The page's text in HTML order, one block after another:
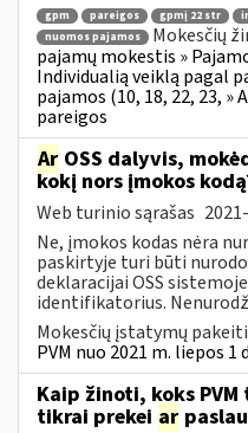
gpm pareigos gpmį 22 str
nuomos pajamos
Mokesčių
pajamų mokestis »
Individualią veiklą pagal
pajamos (10, 18, 22, 23,
pareigos
Ar OSS dalyvis,
kokį nors įmokos
Web turinio sąrašas
Ne, įmokos kodas nėra
paskirtyje turi būti
deklaracijai OSS
identifikatorius.
Mokesčių įstatymų
PVM nuo 2021 m. liepos 1
Kaip žinoti, koks
tikrai prekei ar